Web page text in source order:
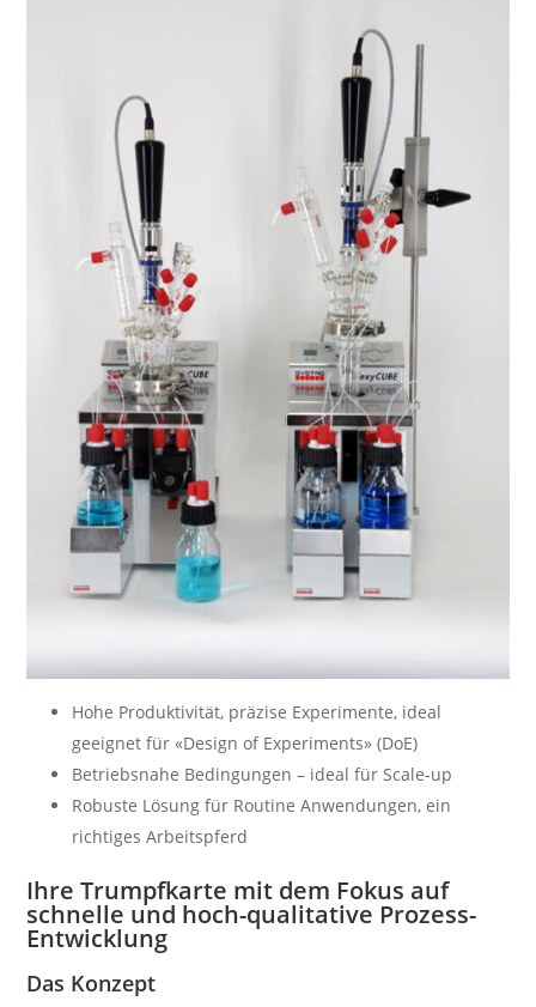
Hohe Produktivität, präzise Experimente, ideal
geeignet für «Design of Experiments» (DoE)
Betriebsnahe Bedingungen – ideal für Scale-up
Robuste Lösung für Routine Anwendungen, ein
richtiges Arbeitspferd
Ihre Trumpfkarte mit dem Fokus auf
schnelle und hoch-qualitative Prozess-
Entwicklung
Das Konzept